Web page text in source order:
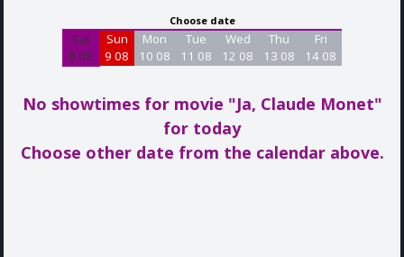
Choose date
Sat
8 08
Sun
9 08
Mon
10 08
Tue
11 08
Wed
12 08
Thu
13 08
Fri
14 08
No showtimes for movie "Ja, Claude Monet"
for today
Choose other date from the calendar above.